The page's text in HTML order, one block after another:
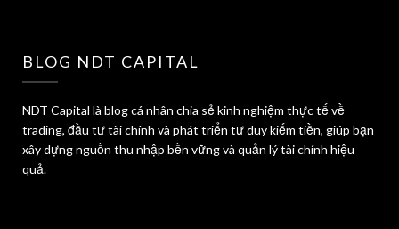
BLOG NDT CAPITAL
NDT Capital là blog cá nhân chia sẻ kinh nghiệm thực tế về
trading, đầu tư tài chính và phát triển tư duy kiếm tiền, giúp bạn
xây dựng nguồn thu nhập bền vững và quản lý tài chính hiệu
quả.